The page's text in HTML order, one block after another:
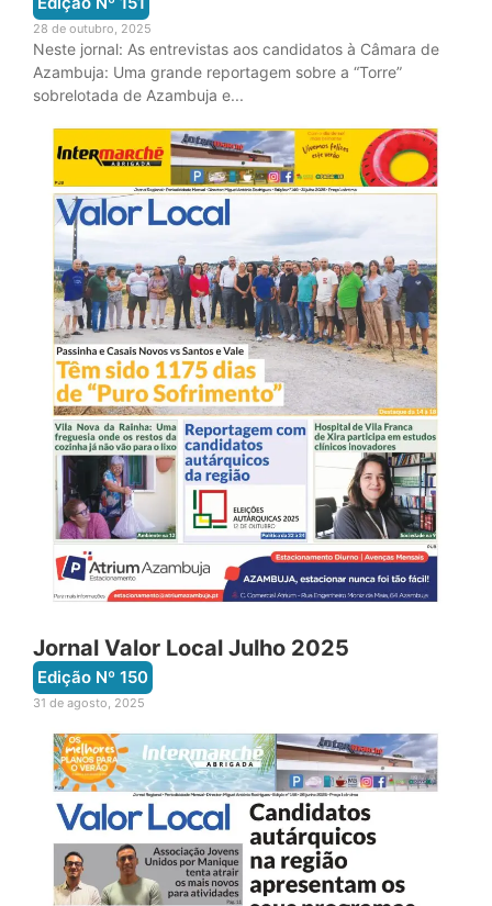
28 de outubro, 2025
Neste jornal: As entrevistas aos candidatos à Câmara de
Azambuja: Uma grande reportagem sobre a “Torre”
sobrelotada de Azambuja e...
Jornal Valor Local Julho 2025
Edição Nº 150
31 de agosto, 2025